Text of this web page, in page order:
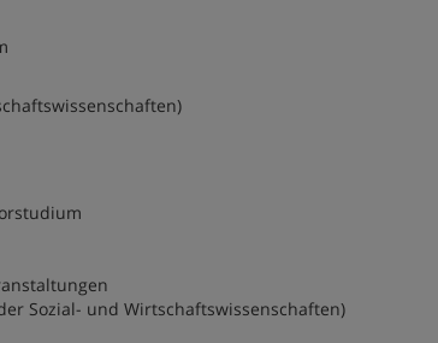
Sozial- und Wirtschaftswissenschaften)